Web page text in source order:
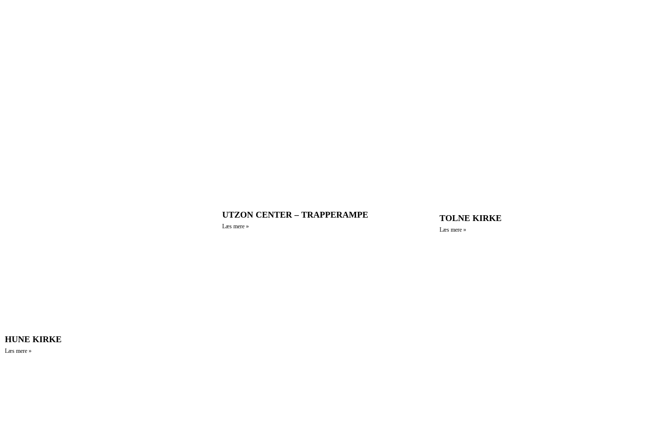
HUNE KIRKE
Læs mere »
UTZON CENTER – TRAPPERAMPE
Læs mere »
TOLNE KIRKE
Læs mere »